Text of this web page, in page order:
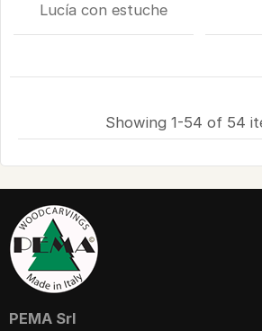
Lucía con estuche
Showing 1-54 of 54
PEMA Srl